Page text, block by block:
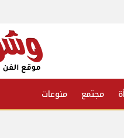
مجتمع منوعات